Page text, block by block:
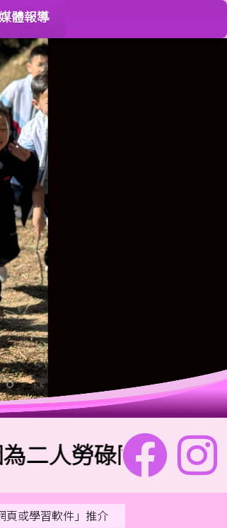
體報導
勞碌同得美好的果
頁或學習軟件」推介